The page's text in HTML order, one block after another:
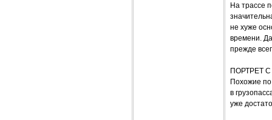
На трассе
не хуже
времени.
прежде
ПОРТРЕТ
Похожие
в
уже